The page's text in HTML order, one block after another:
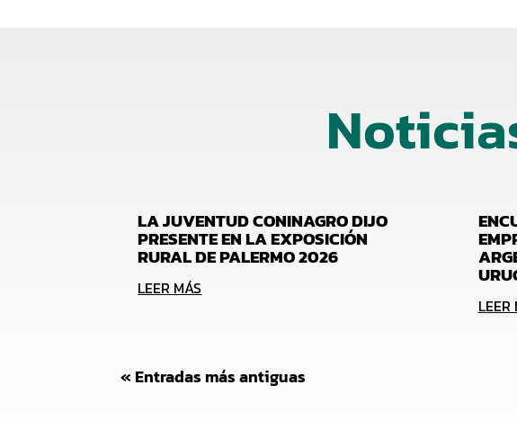
LA JUVENTUD CONINAGRO DIJO
PRESENTE EN LA EXPOSICIÓN
RURAL DE PALERMO 2026
LEER MÁS
LEER
« Entradas más antiguas